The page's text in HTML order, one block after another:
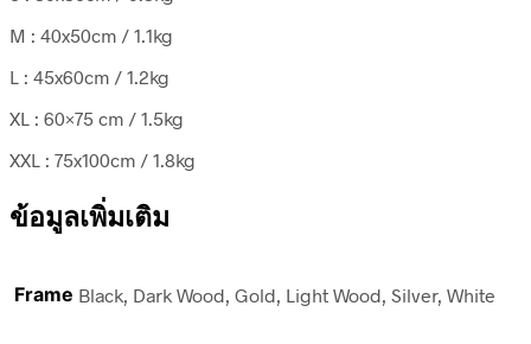
M : 40x50cm / 1.1kg
L : 45x60cm / 1.2kg
XL : 60×75 cm / 1.5kg
XXL : 75x100cm / 1.8kg
ข้อมูลเพิ่มเติม
Frame Black, Dark Wood, Gold, Light Wood, Silver, White